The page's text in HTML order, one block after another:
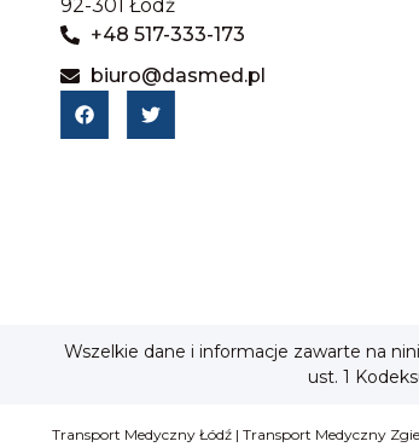
92-301 Łódź
+48 517-333-173
biuro@dasmed.pl
Wszelkie dane i informacje zawarte na
ust. 1
Transport Medyczny Łódź| Transport Medyczny